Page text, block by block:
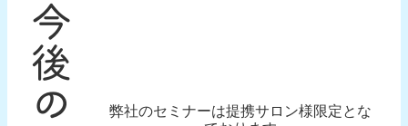
弊社のセミナーは提携サロン様限定とな